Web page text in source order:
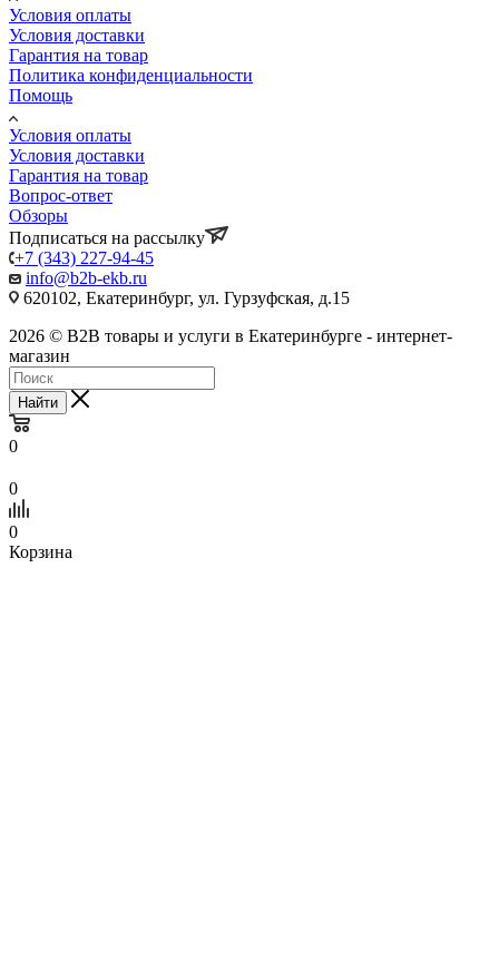
Условия оплаты
Условия доставки
Гарантия на товар
Политика конфиденциальности
Помощь
Условия оплаты
Условия доставки
Гарантия на товар
Вопрос-ответ
Обзоры
Подписаться на рассылку
+7 (343) 227-94-45
info@b2b-ekb.ru
620102, Екатеринбург, ул. Гурзуфская, д.15
2026 © B2B товары и услуги в Екатеринбурге - интернет-
магазин
Найти
0
0
0
Корзина